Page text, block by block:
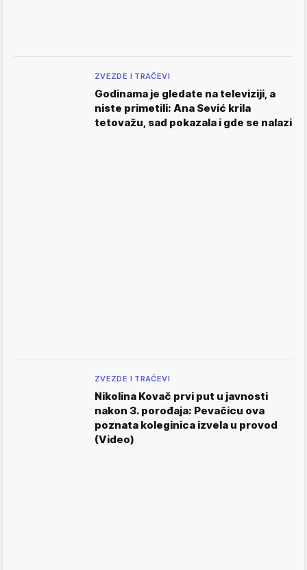
ZVEZDE I TRAČEVI
Godinama je gledate na televiziji, a
niste primetili: Ana Sević krila
tetovažu, sad pokazala i gde se nalazi
ZVEZDE I TRAČEVI
Nikolina Kovač prvi put u javnosti
nakon 3. porođaja: Pevačicu ova
poznata koleginica izvela u provod
(Video)